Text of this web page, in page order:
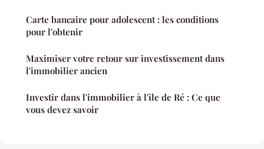
Carte bancaire pour adolescent : les conditions
pour l'obtenir
Maximiser votre retour sur investissement dans
l'immobilier ancien
Investir dans l'immobilier à l'île de Ré : Ce que
vous devez savoir